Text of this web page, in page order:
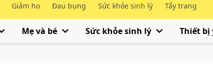
Giảm ho Đau bụng Sức khỏe sinh lý Tẩy trang
Mẹ và bé Sức khỏe sinh lý Thiết bị